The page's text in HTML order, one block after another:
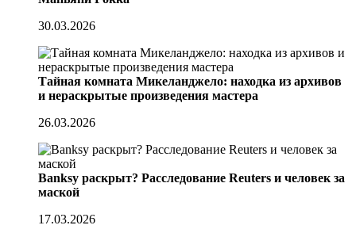
30.03.2026
Тайная комната Микеланджело: находка из архивов
и нераскрытые произведения мастера
26.03.2026
Banksy раскрыт? Расследование Reuters и человек за
маской
17.03.2026